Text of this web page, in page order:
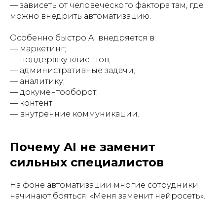
— зависеть от человеческого фактора там, где
можно внедрить автоматизацию.
Особенно быстро AI внедряется в:
— маркетинг;
— поддержку клиентов;
— административные задачи;
— аналитику;
— документооборот;
— контент;
— внутренние коммуникации.
Почему AI не заменит
сильных специалистов
На фоне автоматизации многие сотрудники
начинают бояться: «Меня заменит нейросеть».